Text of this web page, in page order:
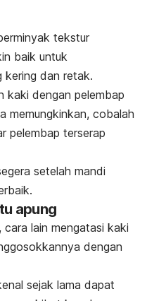
tekstur
baik untuk
kering dan retak.
kaki dengan pelembap
memungkinkan, cobalah
pelembap terserap
setelah mandi
apung
cara lain mengatasi kaki
dengan
sejak lama dapat